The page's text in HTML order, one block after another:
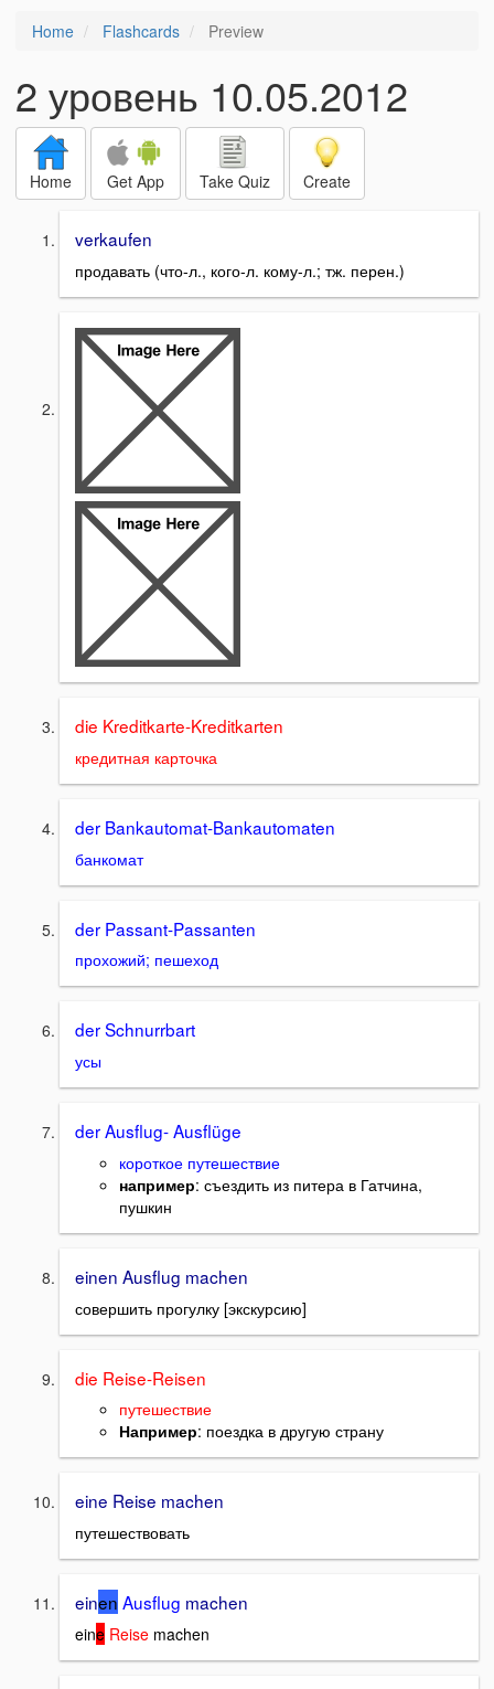
Home Flashcards Preview
2 уровень 10.05.2012
Home Get App Take Quiz Create
verkaufen
продавать (что-л., кого-л. кому-л.; тж. перен.)
die Kreditkarte-Kreditkarten
кредитная карточка
der Bankautomat-Bankautomaten
банкомат
der Passant-Passanten
прохожий; пешеход
der Schnurrbart
усы
der Ausflug- Ausflüge
короткое путешествие
например: съездить из питера в Гатчина,
пушкин
einen Ausflug machen
совершить прогулку [экскурсию]
die Reise-Reisen
путешествие
Например: поездка в другую страну
eine Reise machen
путешествовать
einen Ausflug machen
eine Reise machen